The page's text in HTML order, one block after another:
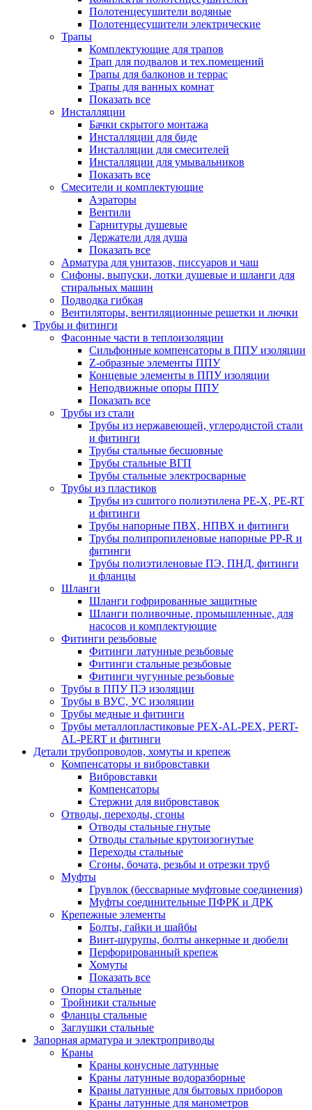
Полотенцесушители водяные
Полотенцесушители электрические
Трапы
Комплектующие для трапов
Трап для подвалов и тех.помещений
Трапы для балконов и террас
Трапы для ванных комнат
Показать все
Инсталляции
Бачки скрытого монтажа
Инсталляции для биде
Инсталляции для смесителей
Инсталляции для умывальников
Показать все
Смесители и комплектующие
Аэраторы
Вентили
Гарнитуры душевые
Держатели для душа
Показать все
Арматура для унитазов, писсуаров и чаш
Сифоны, выпуски, лотки душевые и шланги для
стиральных машин
Подводка гибкая
Вентиляторы, вентиляционные решетки и лючки
Трубы и фитинги
Фасонные части в теплоизоляции
Cильфонные компенсаторы в ППУ изоляции
Z-образные элементы ППУ
Концевые элементы в ППУ изоляции
Неподвижные опоры ППУ
Показать все
Трубы из стали
Трубы из нержавеющей, углеродистой стали
и фитинги
Трубы стальные бесшовные
Трубы стальные ВГП
Трубы стальные электросварные
Трубы из пластиков
Трубы из сшитого полиэтилена PE-X, PE-RT
и фитинги
Трубы напорные ПВХ, НПВХ и фитинги
Трубы полипропиленовые напорные PP-R и
фитинги
Трубы полиэтиленовые ПЭ, ПНД, фитинги
и фланцы
Шланги
Шланги гофрированные защитные
Шланги поливочные, промышленные, для
насосов и комплектующие
Фитинги резьбовые
Фитинги латунные резьбовые
Фитинги стальные резьбовые
Фитинги чугунные резьбовые
Трубы в ППУ ПЭ изоляции
Трубы в ВУС, УС изоляции
Трубы медные и фитинги
Трубы металлопластиковые PEX-AL-PEX, PERT-
AL-PERT и фитинги
Детали трубопроводов, хомуты и крепеж
Компенсаторы и вибровставки
Вибровставки
Компенсаторы
Стержни для вибровставок
Отводы, переходы, сгоны
Отводы стальные гнутые
Отводы стальные крутоизогнутые
Переходы стальные
Сгоны, бочата, резьбы и отрезки труб
Муфты
Грувлок (бессварные муфтовые соединения)
Муфты соединительные ПФРК и ДРК
Крепежные элементы
Болты, гайки и шайбы
Винт-шурупы, болты анкерные и дюбели
Перфорированный крепеж
Хомуты
Показать все
Опоры стальные
Тройники стальные
Фланцы стальные
Заглушки стальные
Запорная арматура и электроприводы
Краны
Краны конусные латунные
Краны латунные водоразборные
Краны латунные для бытовых приборов
Краны латунные для манометров